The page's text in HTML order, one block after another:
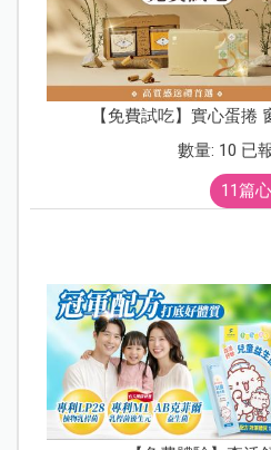
【免費試吃】實心蛋捲
數量: 10 已
11篇